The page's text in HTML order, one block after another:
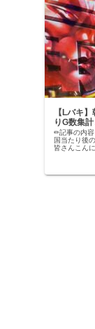
【Lバキ
りG数集
✏︎記事の内
国当たり後
皆さんこん
続々と消え